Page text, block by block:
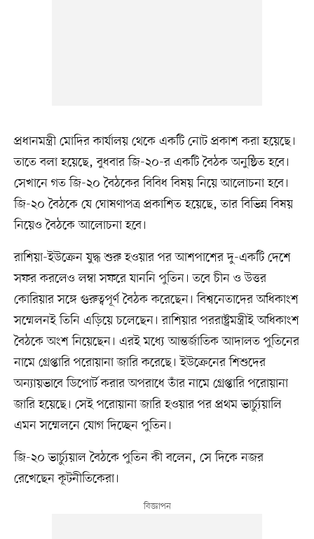
প্রধানমন্ত্রী মোদির কার্যালয় থেকে একটি নোট প্রকাশ করা হয়েছে।
তাতে বলা হয়েছে, বুধবার জি-২০-র একটি বৈঠক অনুষ্ঠিত হবে।
সেখানে গত জি-২০ বৈঠকের বিবিধ বিষয় নিয়ে আলোচনা হবে।
জি-২০ বৈঠকে যে ঘোষণাপত্র প্রকাশিত হয়েছে, তার বিভিন্ন বিষয়
নিয়েও বৈঠকে আলোচনা হবে।
রাশিয়া-ইউক্রেন যুদ্ধ শুরু হওয়ার পর আশপাশের দু-একটি দেশে
সফর করলেও লম্বা সফরে যাননি পুতিন। তবে চীন ও উত্তর
কোরিয়ার সঙ্গে গুরুত্বপূর্ণ বৈঠক করেছেন। বিশ্বনেতাদের অধিকাংশ
সম্মেলনই তিনি এড়িয়ে চলেছেন। রাশিয়ার পররাষ্ট্রমন্ত্রীই অধিকাংশ
বৈঠকে অংশ নিয়েছেন। এরই মধ্যে আন্তর্জাতিক আদালত পুতিনের
নামে গ্রেপ্তারি পরোয়ানা জারি করেছে। ইউক্রেনের শিশুদের
অন্যায়ভাবে ডিপোর্ট করার অপরাধে তাঁর নামে গ্রেপ্তারি পরোয়ানা
জারি হয়েছে। সেই পরোয়ানা জারি হওয়ার পর প্রথম ভার্চ্যুয়ালি
এমন সম্মেলনে যোগ দিচ্ছেন পুতিন।
জি-২০ ভার্চ্যুয়াল বৈঠকে পুতিন কী বলেন, সে দিকে নজর
রেখেছেন কূটনীতিকেরা।